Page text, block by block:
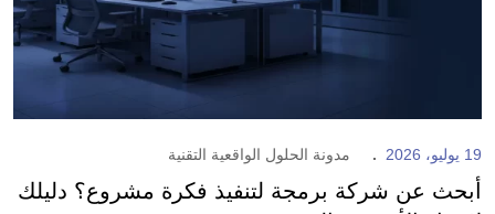
19 يوليو، 2026 مدونة الحلول الواقعية التقنية
أبحث عن شركة برمجة لتنفيذ فكرة مشروع؟ دليلك